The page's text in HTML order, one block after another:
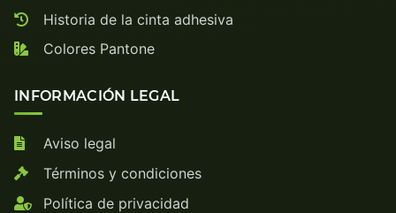
Historia de la cinta adhesiva
Colores Pantone
INFORMACIÓN LEGAL
Aviso legal
Términos y condiciones
Política de privacidad